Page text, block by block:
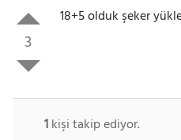
3
18+5 olduk şeker
1kişi takip ediyor.